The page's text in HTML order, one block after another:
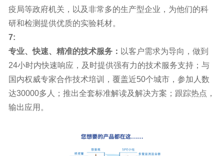
疫局等政府机关，以及非常多的生产型企业，为他们的科
研和检测提供优质的实验耗材。
7:
专业、快速、精准的技术服务： 以客户需求为导向，做到
24小时内快速响应，及时提供强有力的技术服务支持；与
国内权威专家合作技术培训，覆盖近50个城市，参加人数
达30000多人；推出全套标准解读及解决方案；跟踪热点，
输出应用。